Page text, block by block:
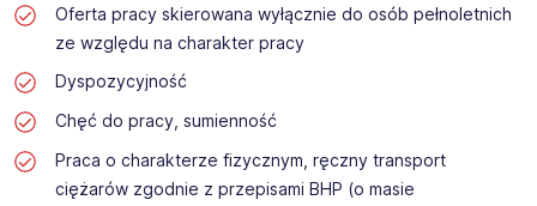
Oferta pracy skierowana wyłącznie do osób pełnoletnich
ze względu na charakter pracy
Dyspozycyjność
Chęć do pracy, sumienność
Praca o charakterze fizycznym, ręczny transport
ciężarów zgodnie z przepisami BHP (o masie